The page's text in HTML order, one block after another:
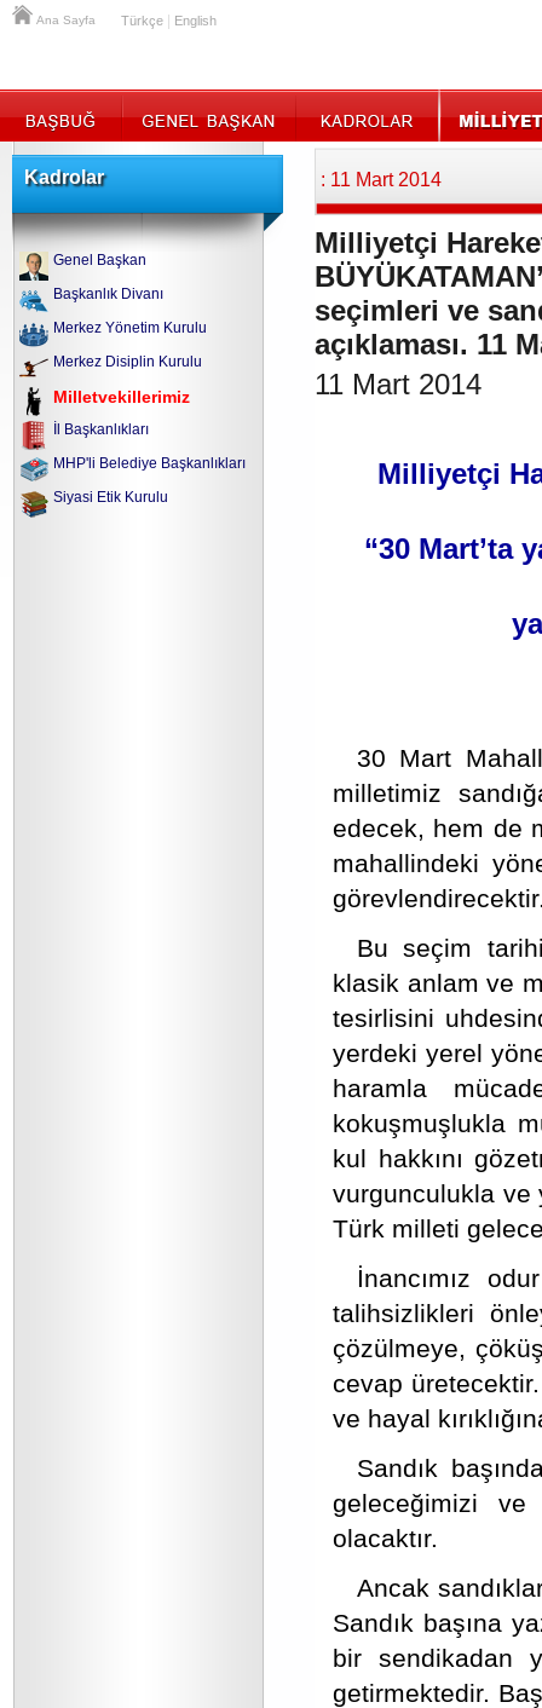
Ana Sayfa Türkçe English
Kadrolar
Genel Başkan
Başkanlık Divanı
Merkez Yönetim Kurulu
Merkez Disiplin Kurulu
Milletvekillerimiz
İl Başkanlıkları
MHP'li Belediye Başkanlıkları
Siyasi Etik Kurulu
: 11 Mart 2014
Milliyetçi
seçimleri ve
açıklaması. 11
11 Mart 2014
Milliyetçi
“30 Mart’ta
30 Mart
milletimiz
edecek, hem de
mahallindeki
Bu seçim
klasik anlam ve
tesirlisini
yerdeki yerel
haramla
kokuşmuşlukla
kul hakkını
vurgunculukla ve
Türk milleti
İnancımız
talihsizlikleri
çözülmeye,
cevap
ve hayal
Sandık
geleceğimizi ve
olacaktır.
Ancak
Sandık başına
bir sendikadan
getirmektedir.